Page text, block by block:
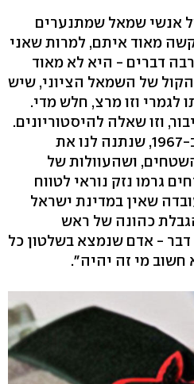
אנשי שמאל שמתנערים
קשה מאוד איתם, למרות שאני
דברים - היא לא מאוד
של השמאל הציוני, שיש
וזו מרצ, חלש מדי.
וזו שאלה להיסטוריונים.
אין לי ספק שזה התחיל ב-1967, שנתנה לנו את
ושהעוולות של
גרמו נזק נוראי לטווח
שאין במדינת ישראל
כהונה של ראש
דבר - אדם שנמצא בשלטון כל
מי זה יהיה".